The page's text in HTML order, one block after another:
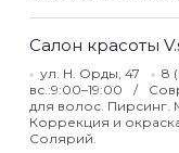
Салон красоты
ул. Н. Орды, 47 8
вс.:9:00–19:00
для волос. Пирсинг.
Коррекция и
Солярий.